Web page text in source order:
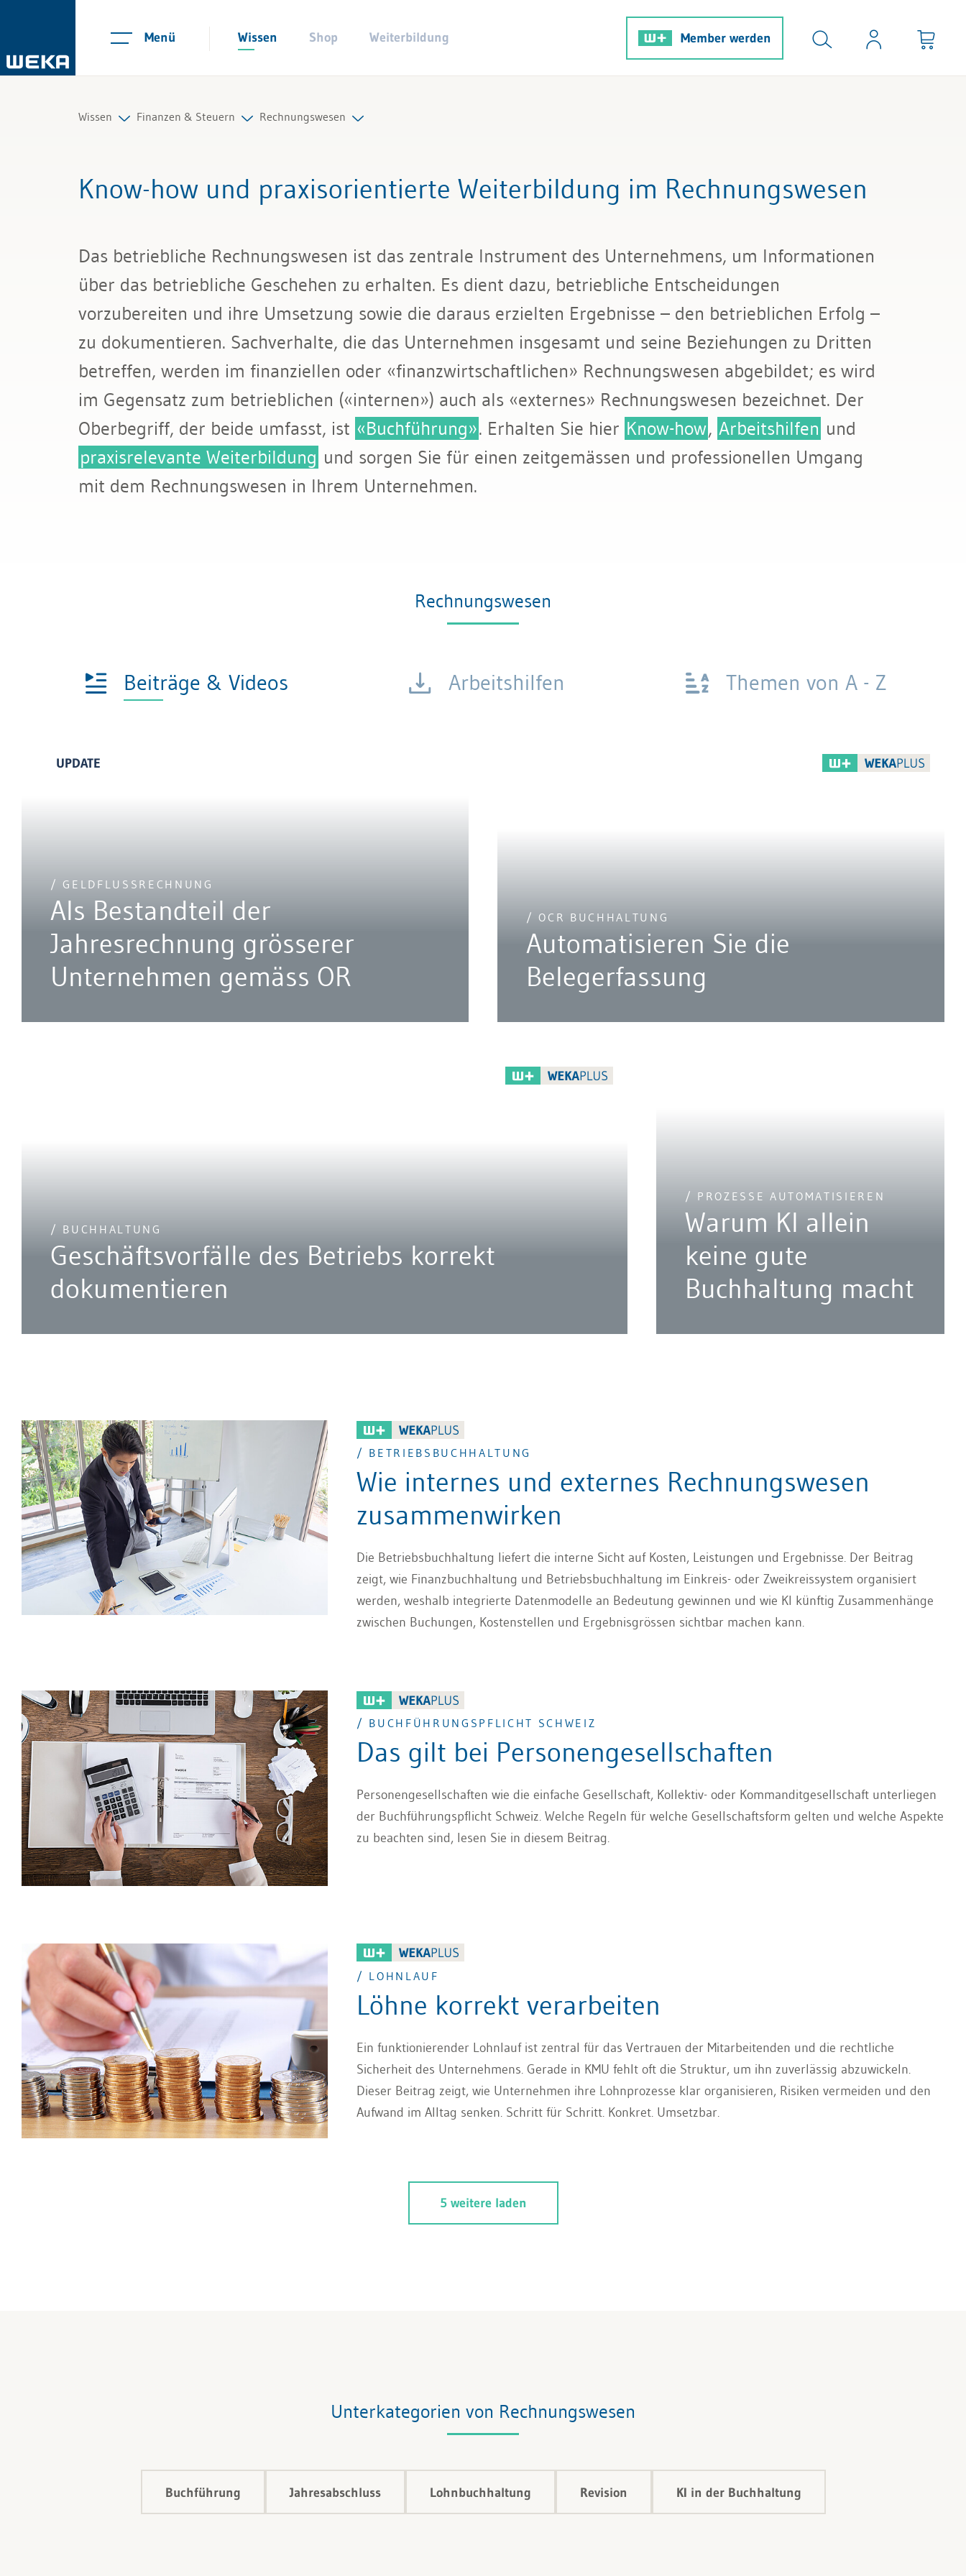
Menü Wissen Shop Weiterbildung Member werden
Wissen
Management
Finanzen & Steuern
Bau & Immobilien
Finanzen & Steuern
Finanzmanagement
Mahnwesen und Inkasso
Rechnungslegung und Berichterstattung
Rechnungswesen
Steuern
Rechnungswesen
Jahresabschluss
Revision
Know-how und praxisorientierte Weiterbildung im Rechnungswesen
Das betriebliche Rechnungswesen ist das zentrale Instrument des Unternehmens, um Informationen
über das betriebliche Geschehen zu erhalten. Es dient dazu, betriebliche Entscheidungen
vorzubereiten und ihre Umsetzung sowie die daraus erzielten Ergebnisse – den betrieblichen Erfolg –
zu dokumentieren. Sachverhalte, die das Unternehmen insgesamt und seine Beziehungen zu Dritten
betreffen, werden im finanziellen oder «finanzwirtschaftlichen» Rechnungswesen abgebildet; es wird
im Gegensatz zum betrieblichen («internen») auch als «externes» Rechnungswesen bezeichnet. Der
Oberbegriff, der beide umfasst, ist «Buchführung». Erhalten Sie hier Know-how, Arbeitshilfen und
praxisrelevante Weiterbildung und sorgen Sie für einen zeitgemässen und professionellen Umgang
mit dem Rechnungswesen in Ihrem Unternehmen.
Rechnungswesen
Beiträge & Videos Arbeitshilfen Themen von A - Z
UPDATE
/ GELDFLUSSRECHNUNG
Als Bestandteil der
Jahresrechnung grösserer
Unternehmen gemäss OR
/ OCR BUCHHALTUNG
Automatisieren Sie die
Belegerfassung
/ BUCHHALTUNG
Geschäftsvorfälle des Betriebs korrekt
dokumentieren
/ PROZESSE AUTOMATISIEREN
Warum KI allein
keine gute
Buchhaltung macht
/ BETRIEBSBUCHHALTUNG
Wie internes und externes Rechnungswesen
zusammenwirken
Die Betriebsbuchhaltung liefert die interne Sicht auf Kosten, Leistungen und Ergebnisse. Der Beitrag
zeigt, wie Finanzbuchhaltung und Betriebsbuchhaltung im Einkreis- oder Zweikreissystem organisiert
werden, weshalb integrierte Datenmodelle an Bedeutung gewinnen und wie KI künftig Zusammenhänge
zwischen Buchungen, Kostenstellen und Ergebnisgrössen sichtbar machen kann.
/ BUCHFÜHRUNGSPFLICHT SCHWEIZ
Das gilt bei Personengesellschaften
Personengesellschaften wie die einfache Gesellschaft, Kollektiv- oder Kommanditgesellschaft unterliegen
der Buchführungspflicht Schweiz. Welche Regeln für welche Gesellschaftsform gelten und welche Aspekte
zu beachten sind, lesen Sie in diesem Beitrag.
/ LOHNLAUF
Löhne korrekt verarbeiten
Ein funktionierender Lohnlauf ist zentral für das Vertrauen der Mitarbeitenden und die rechtliche
Sicherheit des Unternehmens. Gerade in KMU fehlt oft die Struktur, um ihn zuverlässig abzuwickeln.
Dieser Beitrag zeigt, wie Unternehmen ihre Lohnprozesse klar organisieren, Risiken vermeiden und den
Aufwand im Alltag senken. Schritt für Schritt. Konkret. Umsetzbar.
5 weitere laden
Unterkategorien von Rechnungswesen
Buchführung Jahresabschluss Lohnbuchhaltung Revision KI in der Buchhaltung